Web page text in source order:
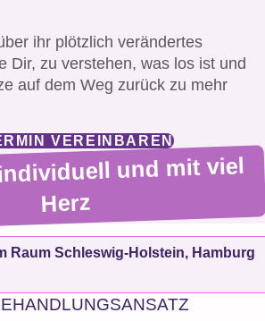
ihr plötzlich verändertes
Dir, zu verstehen, was los ist und
auf dem Weg zurück zu mehr
VEREINBAREN
und mit viel
Herz
Raum Schleswig-Holstein, Hamburg